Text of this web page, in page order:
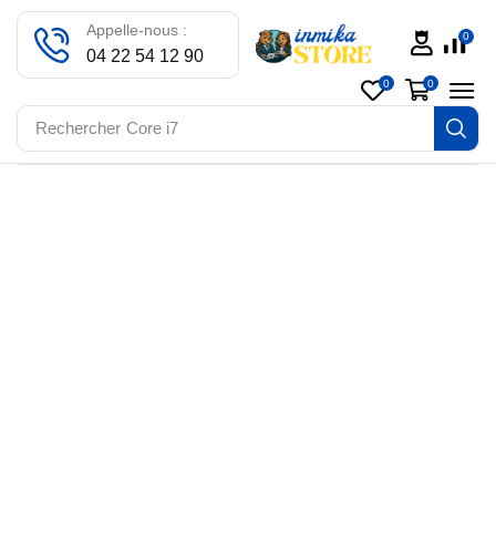
Rechercher Core i7
Appelle-nous :
04 22 54 12 90
0
0 0